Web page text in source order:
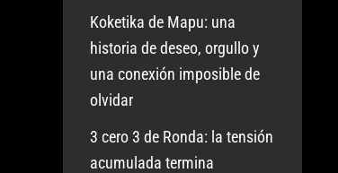
Koketika de Mapu: una
historia de deseo, orgullo y
una conexión imposible de
olvidar
3 cero 3 de Ronda: la tensión
acumulada termina